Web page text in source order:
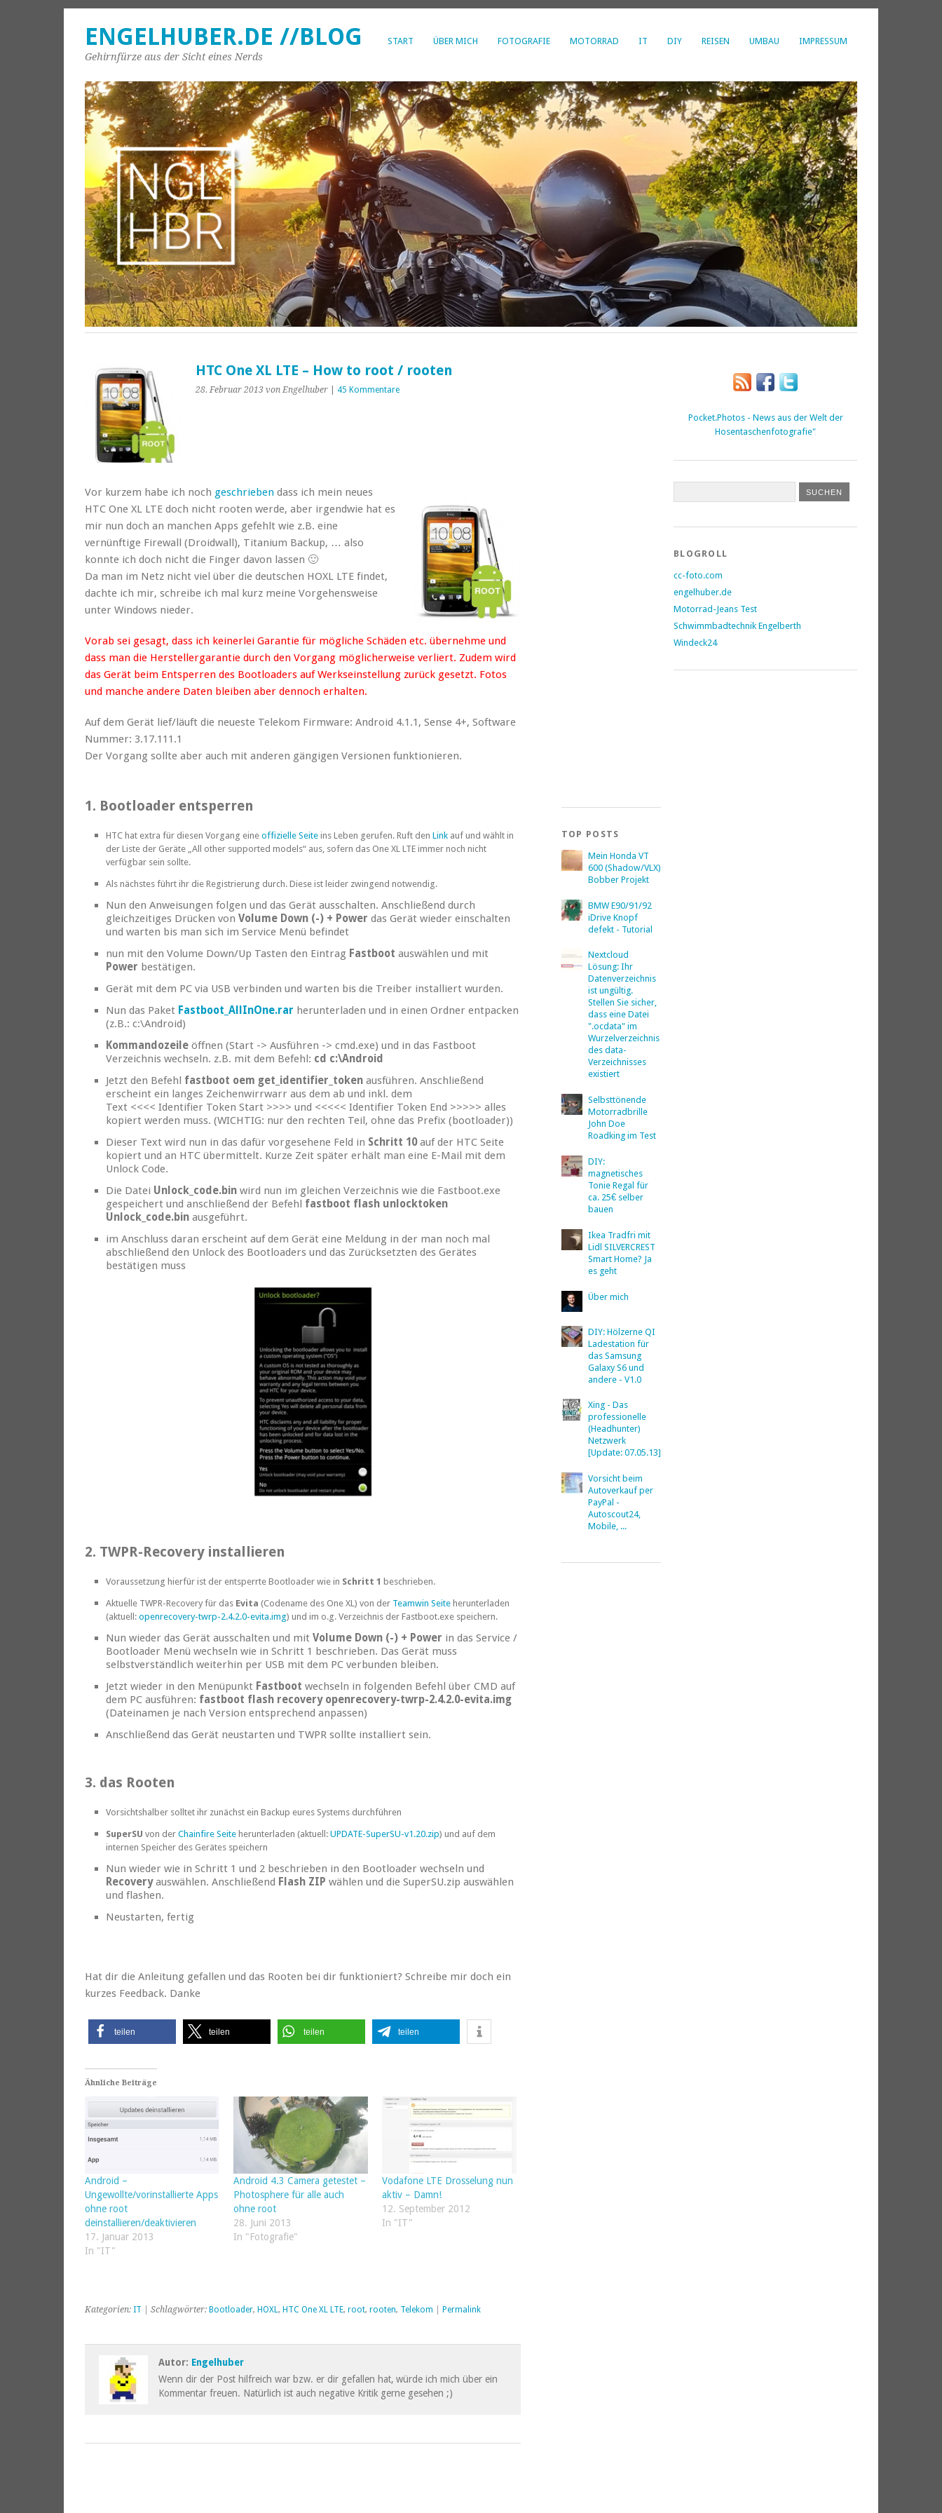
START ÜBER MICH FOTOGRAFIE MOTORRAD IT DIY REISEN UMBAU IMPRESSUM
ENGELHUBER.DE //BLOG
Gehirnfürze aus der Sicht eines Nerds
HTC One XL LTE – How to root / rooten
28. Februar 2013 von Engelhuber| 45 Kommentare
Vor kurzem habe ich noch geschrieben dass ich mein neues
HTC One XL LTE doch nicht rooten werde, aber irgendwie hat es
mir nun doch an manchen Apps gefehlt wie z.B. eine
vernünftige Firewall (Droidwall), Titanium Backup, … also
konnte ich doch nicht die Finger davon lassen 🙂
Da man im Netz nicht viel über die deutschen HOXL LTE findet,
dachte ich mir, schreibe ich mal kurz meine Vorgehensweise
unter Windows nieder.
Vorab sei gesagt, dass ich keinerlei Garantie für mögliche Schäden etc. übernehme und
dass man die Herstellergarantie durch den Vorgang möglicherweise verliert. Zudem wird
das Gerät beim Entsperren des Bootloaders auf Werkseinstellung zurück gesetzt. Fotos
und manche andere Daten bleiben aber dennoch erhalten.
Auf dem Gerät lief/läuft die neueste Telekom Firmware: Android 4.1.1, Sense 4+, Software
Nummer: 3.17.111.1
Der Vorgang sollte aber auch mit anderen gängigen Versionen funktionieren.
1. Bootloader entsperren
HTC hat extra für diesen Vorgang eine offizielle Seite ins Leben gerufen. Ruft den Link auf und wählt in
der Liste der Geräte „All other supported models“ aus, sofern das One XL LTE immer noch nicht
verfügbar sein sollte.
Als nächstes führt ihr die Registrierung durch. Diese ist leider zwingend notwendig.
Nun den Anweisungen folgen und das Gerät ausschalten. Anschließend durch
gleichzeitiges Drücken von Volume Down (-) + Power das Gerät wieder einschalten
und warten bis man sich im Service Menü befindet
nun mit den Volume Down/Up Tasten den Eintrag Fastboot auswählen und mit
Power bestätigen.
Gerät mit dem PC via USB verbinden und warten bis die Treiber installiert wurden.
Nun das Paket Fastboot_AllInOne.rar herunterladen und in einen Ordner entpacken
(z.B.: c:\Android)
Kommandozeile öffnen (Start -> Ausführen -> cmd.exe) und in das Fastboot
Verzeichnis wechseln. z.B. mit dem Befehl: cd c:\Android
Jetzt den Befehl fastboot oem get_identifier_token ausführen. Anschließend
erscheint ein langes Zeichenwirrwarr aus dem ab und inkl. dem
Text <<<< Identifier Token Start >>>> und <<<<< Identifier Token End >>>>> alles
kopiert werden muss. (WICHTIG: nur den rechten Teil, ohne das Prefix (bootloader))
Dieser Text wird nun in das dafür vorgesehene Feld in Schritt 10auf der HTC Seite
kopiert und an HTC übermittelt. Kurze Zeit später erhält man eine E-Mail mit dem
Unlock Code.
Die Datei Unlock_code.bin wird nun im gleichen Verzeichnis wie die Fastboot.exe
gespeichert und anschließend der Befehl fastboot flash unlocktoken
Unlock_code.bin ausgeführt.
im Anschluss daran erscheint auf dem Gerät eine Meldung in der man noch mal
abschließend den Unlock des Bootloaders und das Zurücksetzten des Gerätes
bestätigen muss
2. TWPR-Recovery installieren
Voraussetzung hierfür ist der entsperrte Bootloader wie in Schritt 1 beschrieben.
Aktuelle TWPR-Recovery für das Evita (Codename des One XL) von der Teamwin Seite herunterladen
(aktuell: openrecovery-twrp-2.4.2.0-evita.img) und im o.g. Verzeichnis der Fastboot.exe speichern.
Nun wieder das Gerät ausschalten und mit Volume Down (-) + Power in das Service /
Bootloader Menü wechseln wie in Schritt 1 beschrieben. Das Gerät muss
selbstverständlich weiterhin per USB mit dem PC verbunden bleiben.
Jetzt wieder in den Menüpunkt Fastboot wechseln in folgenden Befehl über CMD auf
dem PC ausführen: fastboot flash recovery openrecovery-twrp-2.4.2.0-evita.img
(Dateinamen je nach Version entsprechend anpassen)
Anschließend das Gerät neustarten und TWPR sollte installiert sein.
3. das Rooten
Vorsichtshalber solltet ihr zunächst ein Backup eures Systems durchführen
SuperSU von der Chainfire Seite herunterladen (aktuell: UPDATE-SuperSU-v1.20.zip) und auf dem
internen Speicher des Gerätes speichern
Nun wieder wie in Schritt 1 und 2 beschrieben in den Bootloader wechseln und
Recoveryauswählen. Anschließend Flash ZIP wählen und die SuperSU.zip auswählen
und flashen.
Neustarten, fertig
Hat dir die Anleitung gefallen und das Rooten bei dir funktioniert? Schreibe mir doch ein
kurzes Feedback. Danke
teilen teilen teilen teilen
Ähnliche Beiträge
Android –
Ungewollte/vorinstallierte Apps
ohne root
deinstallieren/deaktivieren
17. Januar 2013
In "IT"
Android 4.3 Camera getestet –
Photosphere für alle auch
ohne root
28. Juni 2013
In "Fotografie"
Vodafone LTE Drosselung nun
aktiv – Damn!
12. September 2012
In "IT"
Kategorien: IT | Schlagwörter: Bootloader, HOXL, HTC One XL LTE, root, rooten, Telekom Permalink
Autor: Engelhuber
Wenn dir der Post hilfreich war bzw. er dir gefallen hat, würde ich mich über ein
Kommentar freuen. Natürlich ist auch negative Kritik gerne gesehen ;)
TOP POSTS
Mein Honda VT
600 (Shadow/VLX)
Bobber Projekt
BMW E90/91/92
iDrive Knopf
defekt - Tutorial
Nextcloud
Lösung: Ihr
Datenverzeichnis
ist ungültig.
Stellen Sie sicher,
dass eine Datei
".ocdata" im
Wurzelverzeichnis
des data-
Verzeichnisses
existiert
Selbsttönende
Motorradbrille
John Doe
Roadking im Test
DIY:
magnetisches
Tonie Regal für
ca. 25€ selber
bauen
Ikea Tradfri mit
Lidl SILVERCREST
Smart Home? Ja
es geht
Über mich
DIY: Hölzerne QI
Ladestation für
das Samsung
Galaxy S6 und
andere - V1.0
Xing - Das
professionelle
(Headhunter)
Netzwerk
[Update: 07.05.13]
Vorsicht beim
Autoverkauf per
PayPal -
Autoscout24,
Mobile, ...
Pocket.Photos - News aus der Welt der
Hosentaschenfotografie"
BLOGROLL
cc-foto.com
engelhuber.de
Motorrad-Jeans Test
Schwimmbadtechnik Engelberth
Windeck24